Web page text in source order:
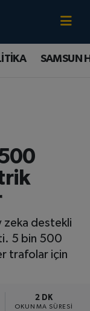
SAMSUN
zeka destekli
5 bin 500
trafolar için
2 DK
OKUNMA SÜRESI